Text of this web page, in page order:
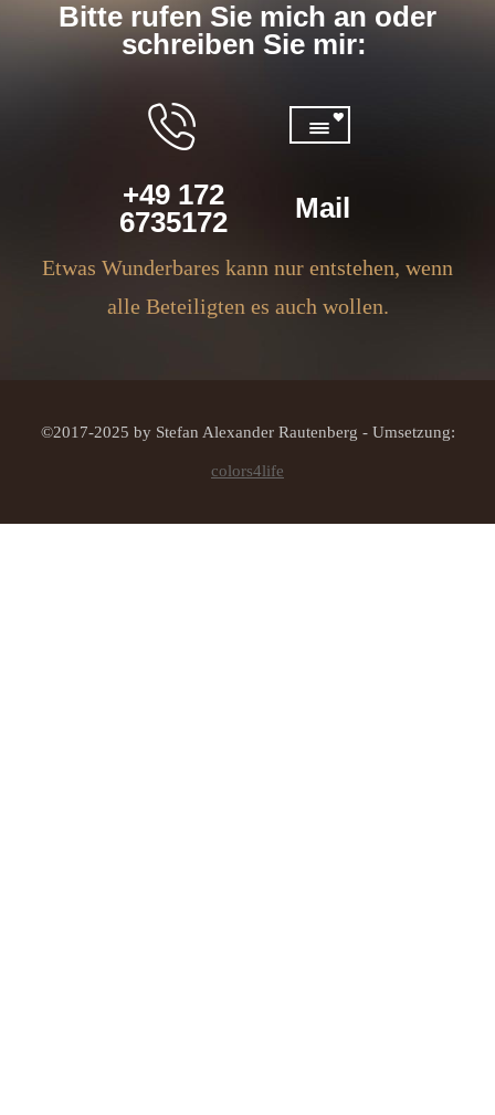
Bitte rufen Sie mich an oder
schreiben Sie mir:
+49 172
6735172
Mail
Etwas Wunderbares kann nur entstehen, wenn
alle Beteiligten es auch wollen.
©2017-2025 by Stefan Alexander Rautenberg - Umsetzung:
colors4life